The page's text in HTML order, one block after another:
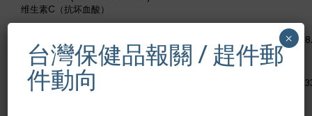
维生素C（抗坏血酸）
维生素D3（胆钙化醇）
Calcium(elemental)(from microcrystalline hydroxyapaite)
台灣保健品報關 / 趕件郵
件動向
×